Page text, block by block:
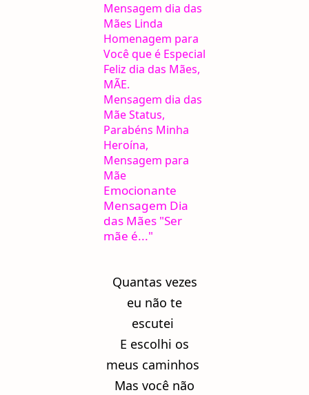
Mensagem dia das
Mães Linda
Homenagem para
Você que é Especial
Feliz dia das Mães,
MÃE.
Mensagem dia das
Mãe Status,
Parabéns Minha
Heroína,
Mensagem para
Mãe
Emocionante
Mensagem Dia
das Mães "Ser
mãe é..."
Quantas vezes
eu não te
escutei
E escolhi os
meus caminhos
Mas você não